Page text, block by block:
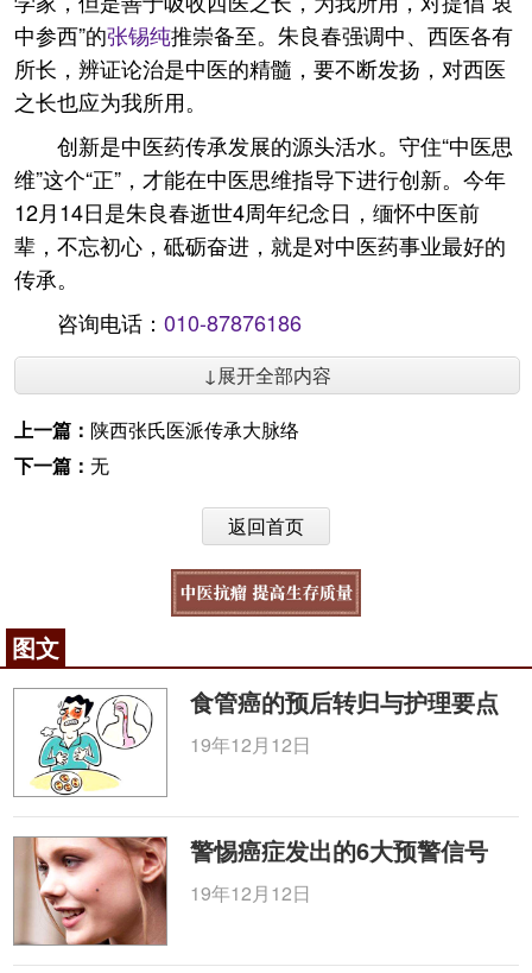
中参西”的张锡纯推崇备至。朱良春强调中、西医各有
所长，辨证论治是中医的精髓，要不断发扬，对西医
之长也应为我所用。
创新是中医药传承发展的源头活水。守住“中医思
维”这个“正”，才能在中医思维指导下进行创新。今年
12月14日是朱良春逝世4周年纪念日，缅怀中医前
辈，不忘初心，砥砺奋进，就是对中医药事业最好的
传承。
咨询电话： 010-87876186
↓展开全部内容
上一篇： 陕西张氏医派传承大脉络
下一篇： 无
返回首页
图文
食管癌的预后转归与护理要点
19年12月12日
警惕癌症发出的6大预警信号
19年12月12日